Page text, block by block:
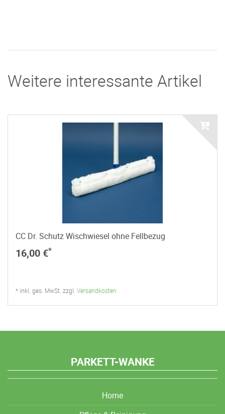
Weitere interessante Artikel
CC Dr. Schutz Wischwiesel ohne Fellbezug
16,00 €*
* inkl. ges. MwSt. zzgl. Versandkosten
PARKETT-WANKE
Home